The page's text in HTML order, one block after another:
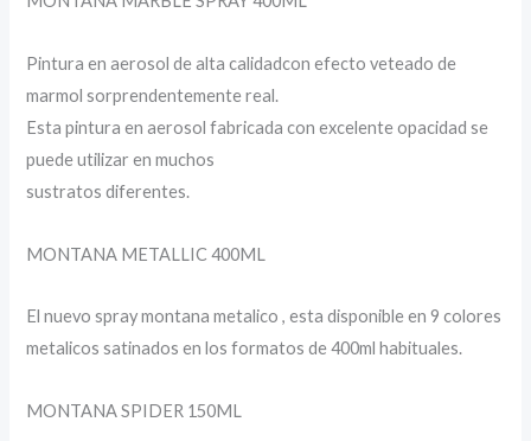
Pintura en aerosol de alta calidadcon efecto veteado de
marmol sorprendentemente real.
Esta pintura en aerosol fabricada con excelente opacidad se
puede utilizar en muchos
sustratos diferentes.
MONTANA METALLIC 400ML
El nuevo spray montana metalico , esta disponible en 9 colores
metalicos satinados en los formatos de 400ml habituales.
MONTANA SPIDER 150ML